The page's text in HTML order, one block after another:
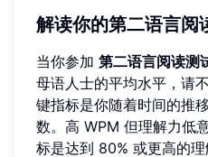
解读你的第二语言阅
当你参加 第二语言阅读测
母语人士的平均水平，请
键指标是你随着时间的推
数。高 WPM 但理解力低
标是达到 80% 或更高的